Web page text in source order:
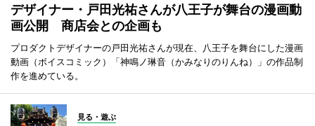
デザイナー・戸田光祐さんが八王子が舞台の漫画動
画公開 商店会との企画も
プロダクトデザイナーの戸田光祐さんが現在、八王子を舞台にした漫画
動画（ボイスコミック）「神鳴ノ琳音（かみなりのりんね）」の作品制
作を進めている。
見る・遊ぶ